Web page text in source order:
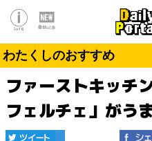
わたくしのおすすめ
ファーストキッチ
フェルチェ」がう